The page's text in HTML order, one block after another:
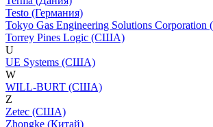
Testo (Германия)
Tokyo Gas Engineering Solutions Corporation
Torrey Pines Logic (США)
U
UE Systems (США)
W
WILL-BURT (США)
Z
Zetec (США)
Zhongke (Китай)